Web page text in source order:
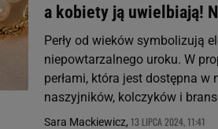
a kobiety ją uwielbiają!
Perły od wieków symbolizują
niepowtarzalnego uroku. W
perłami, która jest dostępna
naszyjników, kolczyków i
Sara Mackiewicz, 13 LIPCA 2024, 11:41